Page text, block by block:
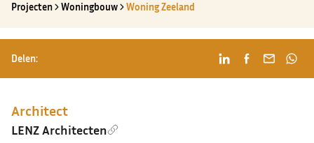
Projecten Woningbouw Woning Zeeland
Delen:
Architect
LENZ Architecten